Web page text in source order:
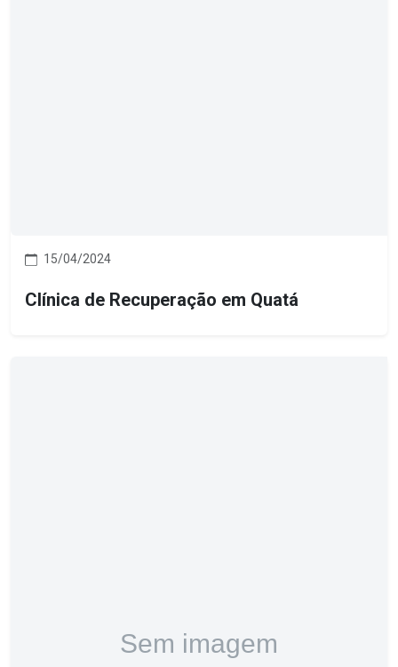
15/04/2024
Clínica de Recuperação em Quatá